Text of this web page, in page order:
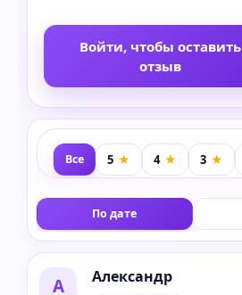
Войти, чтобы оставить
отзыв
Все
По дате
А Александр